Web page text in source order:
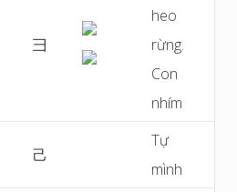
彐
heo
rừng.
Con
nhím
己
Tự
mình